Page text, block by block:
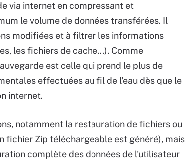
via internet en compressant et
le volume de données transférées. Il
modifiées et à filtrer les informations
les fichiers de cache...). Comme
est celle qui prend le plus de
effectuées au fil de l'eau dès que le
internet.
notamment la restauration de fichiers ou
fichier Zip téléchargeable est généré), mais
complète des données de l'utilisateur